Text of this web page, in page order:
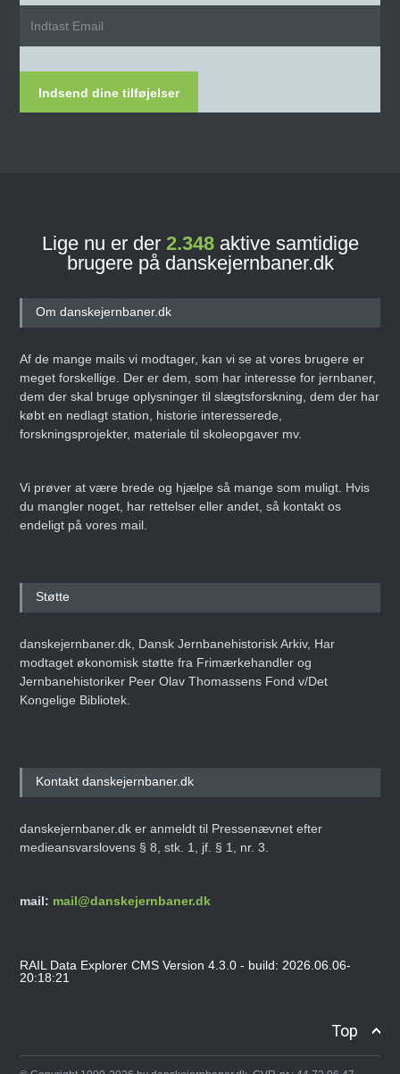
Indsend dine tilføjelser
Lige nu er der 2.348aktive samtidige
brugere på danskejernbaner.dk
Om danskejernbaner.dk
Af de mange mails vi modtager, kan vi se at vores brugere er
meget forskellige. Der er dem, som har interesse for jernbaner,
dem der skal bruge oplysninger til slægtsforskning, dem der har
købt en nedlagt station, historie interesserede,
forskningsprojekter, materiale til skoleopgaver mv.
Vi prøver at være brede og hjælpe så mange som muligt. Hvis
du mangler noget, har rettelser eller andet, så kontakt os
endeligt på vores mail.
Støtte
danskejernbaner.dk, Dansk Jernbanehistorisk Arkiv, Har
modtaget økonomisk støtte fra Frimærkehandler og
Jernbanehistoriker Peer Olav Thomassens Fond v/Det
Kongelige Bibliotek.
Kontakt danskejernbaner.dk
danskejernbaner.dk er anmeldt til Pressenævnet efter
medieansvarslovens § 8, stk. 1, jf. § 1, nr. 3.
mail: mail@danskejernbaner.dk
RAIL Data Explorer CMS Version 4.3.0 - build: 2026.06.06-
20:18:21
Top